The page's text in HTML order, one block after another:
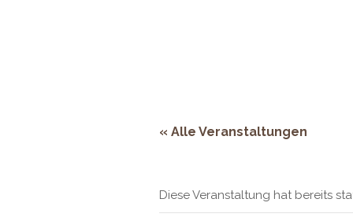
« Alle Veranstaltungen
Diese Veranstaltung hat bereits